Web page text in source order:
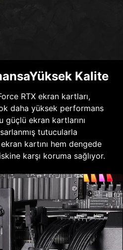
Kalite
RTX ekran kartları,
daha yüksek performans
güçlü ekran kartlarını
tutucularla
kartını hem dengede
karşı koruma sağlıyor.